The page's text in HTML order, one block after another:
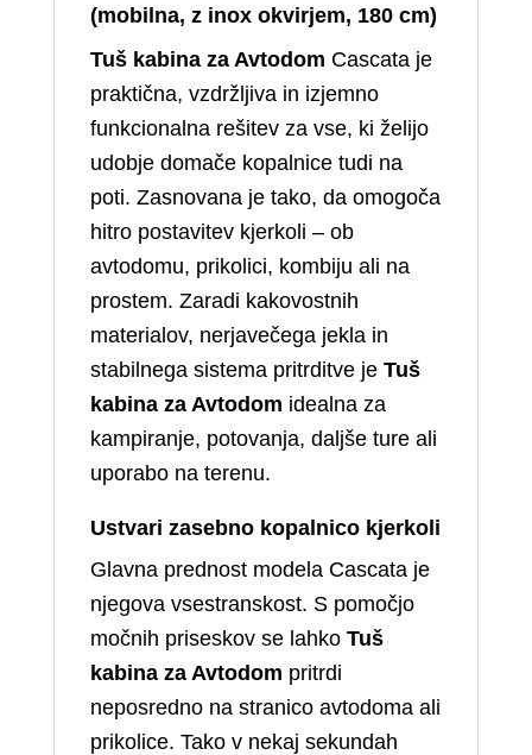
(mobilna, z inox okvirjem, 180 cm)
Tuš kabina za Avtodom Cascata je
praktična, vzdržljiva in izjemno
funkcionalna rešitev za vse, ki želijo
udobje domače kopalnice tudi na
poti. Zasnovana je tako, da omogoča
hitro postavitev kjerkoli – ob
avtodomu, prikolici, kombiju ali na
prostem. Zaradi kakovostnih
materialov, nerjavečega jekla in
stabilnega sistema pritrditve je Tuš
kabina za Avtodom idealna za
kampiranje, potovanja, daljše ture ali
uporabo na terenu.
Ustvari zasebno kopalnico kjerkoli
Glavna prednost modela Cascata je
njegova vsestranskost. S pomočjo
močnih priseskov se lahko Tuš
kabina za Avtodom pritrdi
neposredno na stranico avtodoma ali
prikolice. Tako v nekaj sekundah